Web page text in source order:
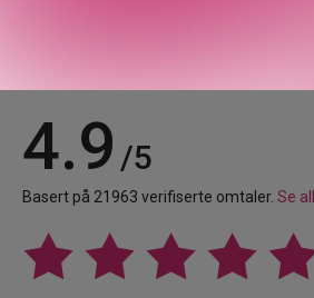
4.9 /5
Basert på 21963 verifiserte omtaler. Se